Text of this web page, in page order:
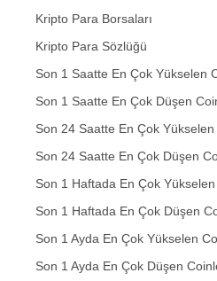
Kripto Para Borsaları
Kripto Para Sözlüğü
Son 1 Saatte En Çok Yükselen
Son 1 Saatte En Çok Düşen
Son 24 Saatte En Çok
Son 24 Saatte En Çok Düşen
Son 1 Haftada En Çok
Son 1 Haftada En Çok Düşen
Son 1 Ayda En Çok Yükselen
Son 1 Ayda En Çok Düşen